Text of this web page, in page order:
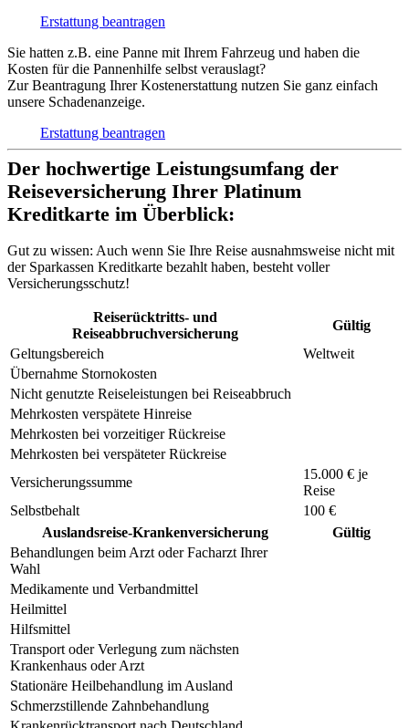
Erstattung beantragen
Sie hatten z.B. eine Panne mit Ihrem Fahrzeug und haben die
Kosten für die Pannenhilfe selbst verauslagt?
Zur Beantragung Ihrer Kostenerstattung nutzen Sie ganz einfach
unsere Schadenanzeige.
Erstattung beantragen
Der hochwertige Leistungsumfang der
Reiseversicherung Ihrer Platinum
Kreditkarte im Überblick:
Gut zu wissen: Auch wenn Sie Ihre Reise ausnahmsweise nicht mit
der Sparkassen Kreditkarte bezahlt haben, besteht voller
Versicherungsschutz!
Reiserücktritts- und
Reiseabbruchversicherung
Gültig
Geltungsbereich
Weltweit
Übernahme Stornokosten
Nicht genutzte Reiseleistungen bei Reiseabbruch
Mehrkosten verspätete Hinreise
Mehrkosten bei vorzeitiger Rückreise
Mehrkosten bei verspäteter Rückreise
Versicherungssumme
15.000 € je
Reise
Selbstbehalt
100 €
Auslandsreise-Krankenversicherung
Gültig
Behandlungen beim Arzt oder Facharzt Ihrer
Wahl
Medikamente und Verbandmittel
Heilmittel
Hilfsmittel
Transport oder Verlegung zum nächsten
Krankenhaus oder Arzt
Stationäre Heilbehandlung im Ausland
Schmerzstillende Zahnbehandlung